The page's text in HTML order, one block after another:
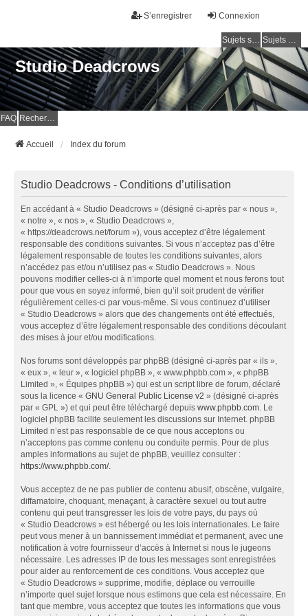
Connexion
S’enregistrer
Sujets sans réponse Sujets actifs
Studio Deadcrows
FAQ Rechercher
Accueil Index du forum
Studio Deadcrows - Conditions d’utilisation
En accédant à « Studio Deadcrows » (désigné ci-après par « nous »,
« notre », « nos », « Studio Deadcrows »,
« https://deadcrows.net/forum »), vous acceptez d’être légalement
responsable des conditions suivantes. Si vous n’acceptez pas d’être
légalement responsable de toutes les conditions suivantes, alors
n’accédez pas et/ou n’utilisez pas « Studio Deadcrows ». Nous
pouvons modifier celles-ci à n’importe quel moment et nous ferons tout
pour que vous en soyez informé, bien qu’il soit prudent de vérifier
régulièrement celles-ci par vous-même. Si vous continuez d’utiliser
« Studio Deadcrows » alors que des changements ont été effectués,
vous acceptez d’être légalement responsable des conditions découlant
des mises à jour et/ou modifications.
Nos forums sont développés par phpBB (désigné ci-après par « ils »,
« eux », « leur », « logiciel phpBB », « www.phpbb.com », « phpBB
Limited », « Équipes phpBB ») qui est un script libre de forum, déclaré
sous la licence « GNU General Public License v2 » (désigné ci-après
par « GPL ») et qui peut être téléchargé depuis www.phpbb.com. Le
logiciel phpBB facilite seulement les discussions sur Internet. phpBB
Limited n’est pas responsable de ce que nous acceptons ou
n’acceptons pas comme contenu ou conduite permis. Pour de plus
amples informations au sujet de phpBB, veuillez consulter :
https://www.phpbb.com/.
Vous acceptez de ne pas publier de contenu abusif, obscène, vulgaire,
diffamatoire, choquant, menaçant, à caractère sexuel ou tout autre
contenu qui peut transgresser les lois de votre pays, du pays où
« Studio Deadcrows » est hébergé ou les lois internationales. Le faire
peut vous mener à un bannissement immédiat et permanent, avec une
notification à votre fournisseur d’accès à Internet si nous le jugeons
nécessaire. Les adresses IP de tous les messages sont enregistrées
pour aider au renforcement de ces conditions. Vous acceptez que
« Studio Deadcrows » supprime, modifie, déplace ou verrouille
n’importe quel sujet lorsque nous estimons que cela est nécessaire. En
tant que membre, vous acceptez que toutes les informations que vous